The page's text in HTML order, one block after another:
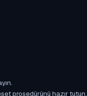
prosedürünü hazır tutun.